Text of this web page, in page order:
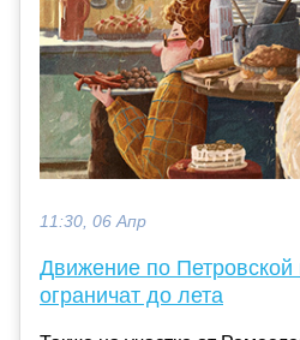
11:30, 06 Апр
Движение по Петровской
ограничат до лета